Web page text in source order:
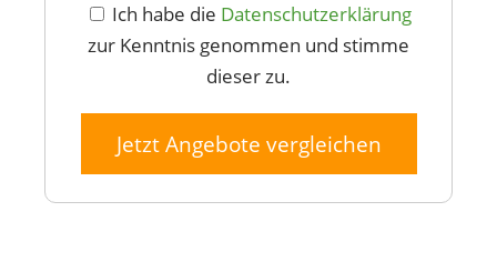
Ich habe die Datenschutzerklärung
zur Kenntnis genommen und stimme
dieser zu.
Jetzt Angebote vergleichen